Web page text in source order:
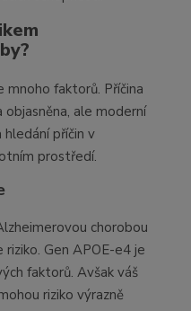
faktorů. Příčina
objasněna, ale moderní
hledání příčin v
prostředí.
chorobou
Gen APOE-e4 je
faktorů. Avšak váš
riziko výrazně